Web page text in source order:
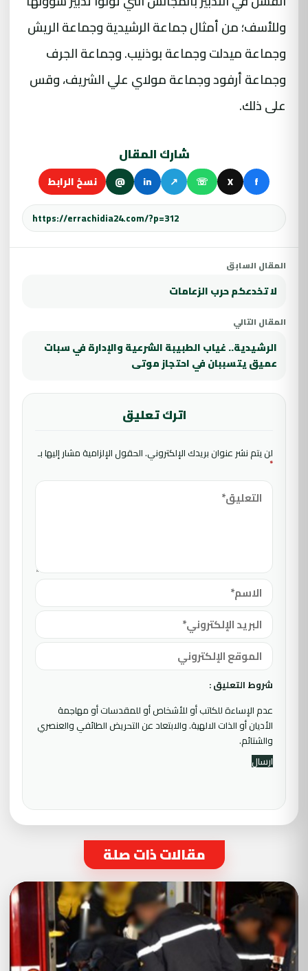
وللأسف؛ من أمثال جماعة الرشيدية وجماعة الريش
وجماعة ميدلت وجماعة بوذنيب. وجماعة الجرف
وجماعة أرفود وجماعة مولاي علي الشريف، وقس
على ذلك.
شارك المقال
f
X
☏
↗
in
@ نسخ الرابط
المقال السابق
لا تخدعكم حرب الزعامات
المقال التالي
الرشيدية.. غياب الطبيبة الشرعية والإدارة في سبات
عميق يتسببان في احتجاز موتى
اترك تعليق
لن يتم نشر عنوان بريدك الإلكتروني.الحقول الإلزامية مشار إليها بـ
*
شروط التعليق :
عدم الإساءة للكاتب أو للأشخاص أو للمقدسات أو مهاجمة
الأديان أو الذات الالهية. والابتعاد عن التحريض الطائفي والعنصري
والشتائم.
مقالات ذات صلة